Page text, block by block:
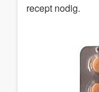
recept nodig.